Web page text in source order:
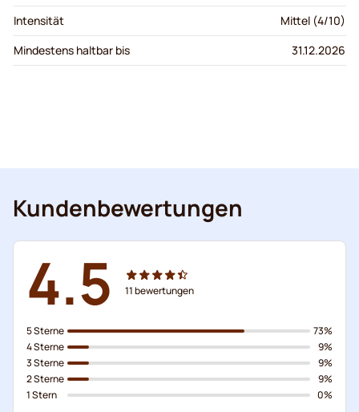
Intensität
Mittel (4/10)
Mindestens haltbar bis
31.12.2026
Kundenbewertungen
4.5 11bewertungen
5 Sterne
4 Sterne
3 Sterne
2 Sterne
1 Stern
73%
9%
9%
9%
0%